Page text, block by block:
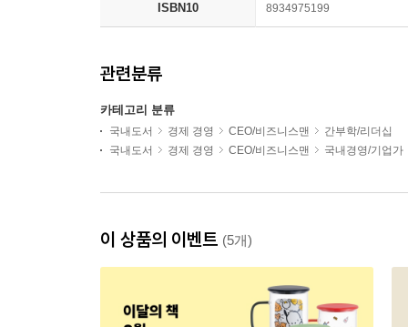
ISBN10 8934975199
관련분류
카테고리 분류
국내도서 경제 경영 CEO/비즈니스맨
간부학/리더십
국내도서
경제 경영 CEO/비즈니스맨 국내경영/기업가
이 상품의 이벤트 (5개)